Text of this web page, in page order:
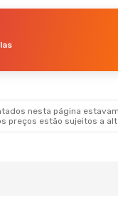
nesta página
preços estão sujeitos a